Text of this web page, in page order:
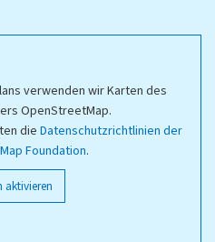
verwenden wir Karten des
OpenStreetMap.
die Datenschutzrichtlinien der
Foundation.
aktivieren